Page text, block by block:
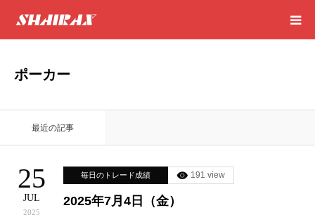
ポーカー
最近の記事
25
JUL
2025
毎日のトレード成績 191 view
2025年7月4日（金）
CONSULTING